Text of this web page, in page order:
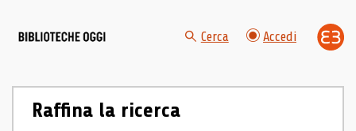
Cerca Accedi
Raffina la ricerca